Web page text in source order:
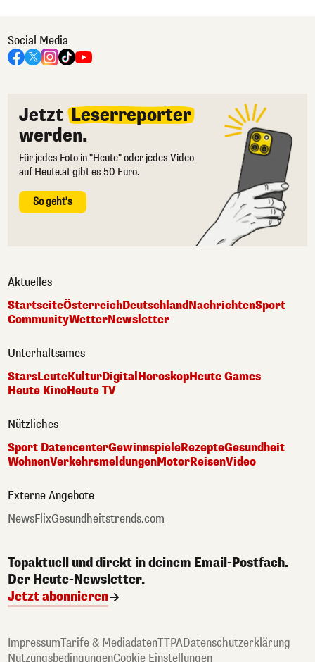
Social Media
Jetzt Leserreporter
werden.
Für jedes Foto in "Heute" oder jedes Video
auf Heute.at gibt es 50 Euro.
So geht's
Aktuelles
StartseiteÖsterreichDeutschlandNachrichtenSport
CommunityWetterNewsletter
Unterhaltsames
StarsLeuteKulturDigitalHoroskopHeute Games
Heute KinoHeute TV
Nützliches
Sport DatencenterGewinnspieleRezepteGesundheit
WohnenVerkehrsmeldungenMotorReisenVideo
Externe Angebote
NewsFlixGesundheitstrends.com
Topaktuell und direkt in deinem Email-Postfach.
Der Heute-Newsletter.
Jetzt abonnieren
ImpressumTarife & MediadatenTTPADatenschutzerklärung
NutzungsbedingungenCookie Einstellungen